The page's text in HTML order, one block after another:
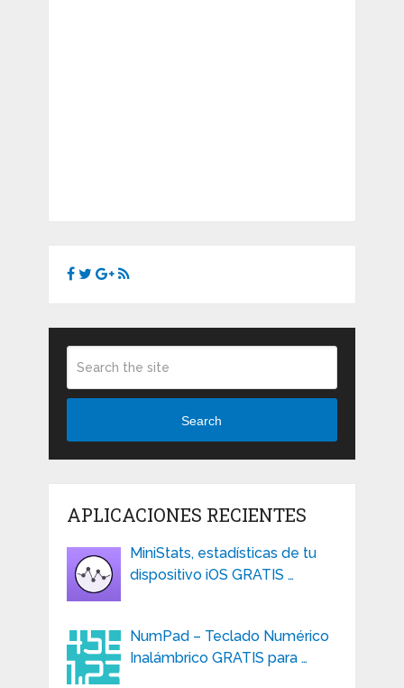
Search
APLICACIONES RECIENTES
MiniStats, estadísticas de tu
dispositivo iOS GRATIS …
NumPad – Teclado Numérico
Inalámbrico GRATIS para …